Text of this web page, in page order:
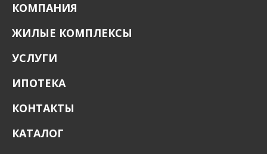
КОМПАНИЯ
ЖИЛЫЕ КОМПЛЕКСЫ
УСЛУГИ
ИПОТЕКА
КОНТАКТЫ
КАТАЛОГ